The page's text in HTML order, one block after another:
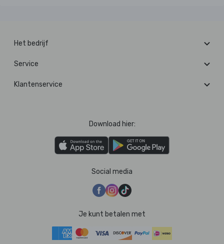
Het bedrijf
Service
Klantenservice
Download hier:
Social media
Je kunt betalen met